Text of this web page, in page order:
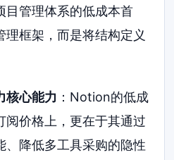
目管理体系的低成本首
理框架，而是将结构定义
核心能力 ：Notion的低成
阅价格上，更在于其通过
、降低多工具采购的隐性